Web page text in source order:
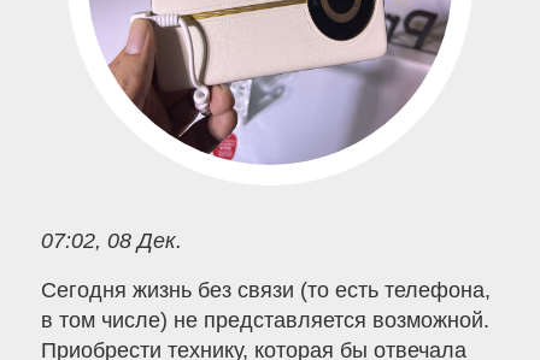
07:02, 08 Дек.
Сегодня жизнь без связи (то есть телефона,
в том числе) не представляется возможной.
Приобрести технику, которая бы отвечала